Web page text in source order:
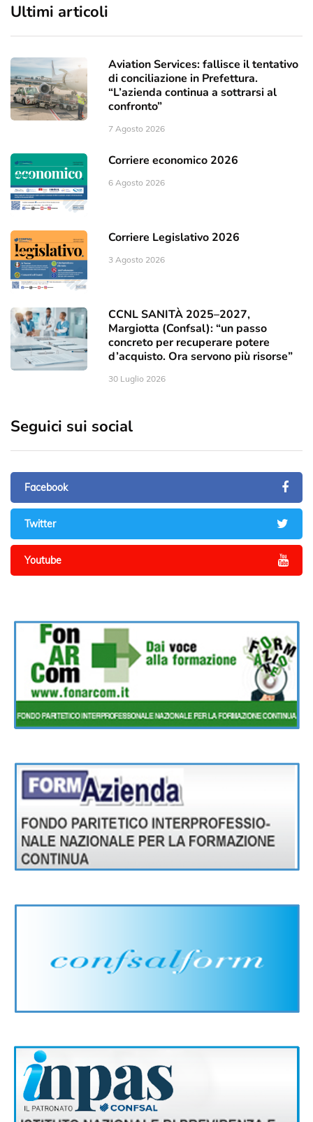
Ultimi articoli
Aviation Services: fallisce il tentativo
di conciliazione in Prefettura.
“L’azienda continua a sottrarsi al
confronto”
7 Agosto 2026
Corriere economico 2026
6 Agosto 2026
Corriere Legislativo 2026
3 Agosto 2026
CCNL SANITÀ 2025–2027,
Margiotta (Confsal): “un passo
concreto per recuperare potere
d’acquisto. Ora servono più risorse”
30 Luglio 2026
Seguici sui social
Facebook
Twitter
Youtube